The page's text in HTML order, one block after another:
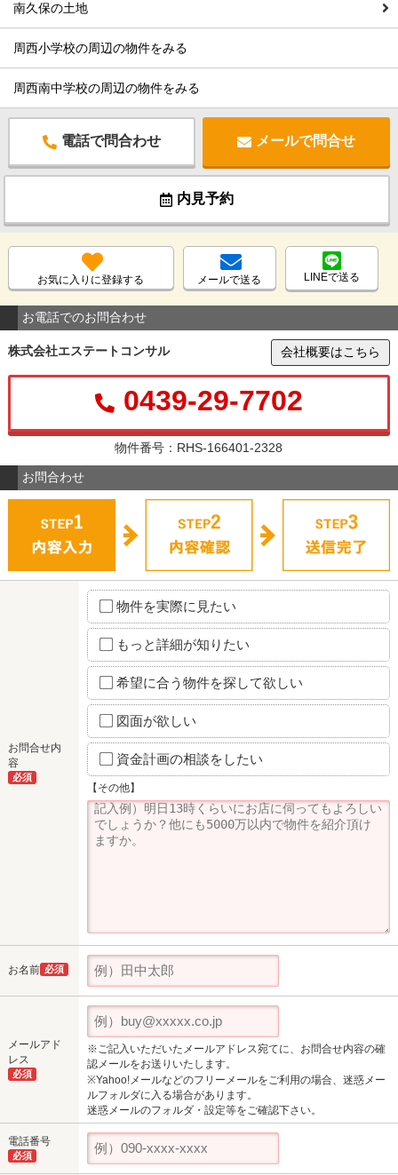
南久保の土地
周西小学校の周辺の物件をみる
周西南中学校の周辺の物件をみる
電話で問合わせ メールで問合せ
内見予約
お気に入りに登録する メールで送る LINEで送る
お電話でのお問合わせ
株式会社エステートコンサル 会社概要はこちら
0439-29-7702
物件番号：RHS-166401-2328
お問合わせ
お問合せ内
容
必須
物件を実際に見たい
もっと詳細が知りたい
希望に合う物件を探して欲しい
図面が欲しい
資金計画の相談をしたい
【その他】
お名前 必須
メールアド
レス
必須
※ご記入いただいたメールアドレス宛てに、お問合せ内容の確
認メールをお送りいたします。
※Yahoo!メールなどのフリーメールをご利用の場合、迷惑メー
ルフォルダに入る場合があります。
迷惑メールのフォルダ・設定等をご確認下さい。
電話番号
必須